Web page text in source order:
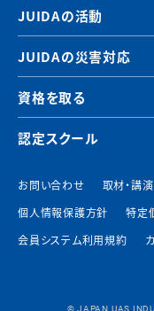
JUIDAの活動
JUIDAの災害対応
資格を取る
認定スクール
お問い合わせ 取材・講
個人情報保護方針
特定
会員システム利用規約